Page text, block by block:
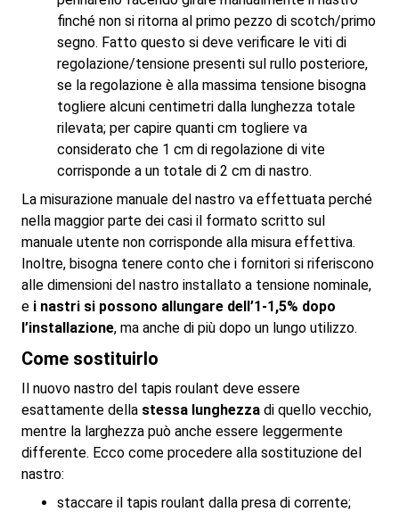
finché non si ritorna al primo pezzo di scotch/primo
segno. Fatto questo si deve verificare le viti di
regolazione/tensione presenti sul rullo posteriore,
se la regolazione è alla massima tensione bisogna
togliere alcuni centimetri dalla lunghezza totale
rilevata; per capire quanti cm togliere va
considerato che 1 cm di regolazione di vite
corrisponde a un totale di 2 cm di nastro.
La misurazione manuale del nastro va effettuata perché
nella maggior parte dei casi il formato scritto sul
manuale utente non corrisponde alla misura effettiva.
Inoltre, bisogna tenere conto che i fornitori si riferiscono
alle dimensioni del nastro installato a tensione nominale,
e i nastri si possono allungare dell’1-1,5% dopo
l’installazione, ma anche di più dopo un lungo utilizzo.
Come sostituirlo
Il nuovo nastro del tapis roulant deve essere
esattamente della stessa lunghezza di quello vecchio,
mentre la larghezza può anche essere leggermente
differente. Ecco come procedere alla sostituzione del
nastro:
staccare il tapis roulant dalla presa di corrente;